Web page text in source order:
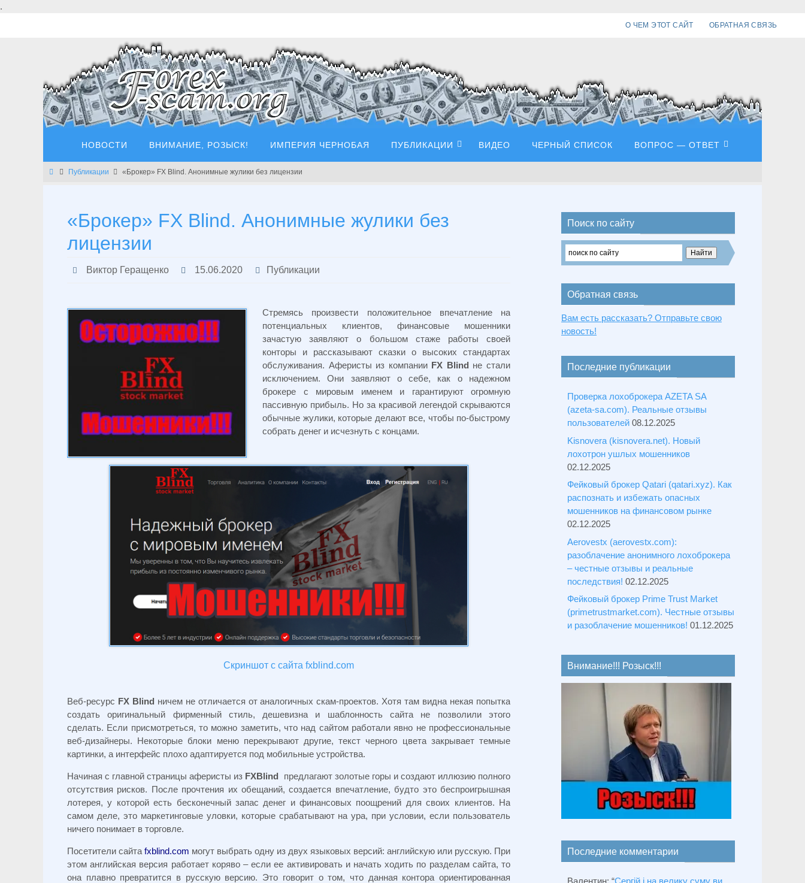
.
О ЧЕМ ЭТОТ САЙТ ОБРАТНАЯ СВЯЗЬ
НОВОСТИ ВНИМАНИЕ, РОЗЫСК! ИМПЕРИЯ ЧЕРНОБАЯ ПУБЛИКАЦИИ ВИДЕО ЧЕРНЫЙ СПИСОК ВОПРОС — ОТВЕТ
Главная
Публикации «Брокер» FX Blind. Анонимные жулики без лицензии
«Брокер» FX Blind. Анонимные жулики без
лицензии
Виктор Геращенко 15.06.2020 Публикации
Стремясь произвести положительное впечатление на
потенциальных клиентов, финансовые мошенники
зачастую заявляют о большом стаже работы своей
конторы и рассказывают сказки о высоких стандартах
обслуживания. Аферисты из компании FX Blind не стали
исключением. Они заявляют о себе, как о надежном
брокере с мировым именем и гарантируют огромную
пассивную прибыль. Но за красивой легендой скрываются
обычные жулики, которые делают все, чтобы по-быстрому
собрать денег и исчезнуть с концами.
Скриншот с сайта fxblind.com
Веб-ресурс FX Blind ничем не отличается от аналогичных скам-проектов. Хотя там видна некая попытка
создать оригинальный фирменный стиль, дешевизна и шаблонность сайта не позволили этого
сделать. Если присмотреться, то можно заметить, что над сайтом работали явно не профессиональные
веб-дизайнеры. Некоторые блоки меню перекрывают другие, текст черного цвета закрывает темные
картинки, а интерфейс плохо адаптируется под мобильные устройства.
Начиная с главной страницы аферисты из FXBlind предлагают золотые горы и создают иллюзию полного
отсутствия рисков. После прочтения их обещаний, создается впечатление, будто это беспроигрышная
лотерея, у которой есть бесконечный запас денег и финансовых поощрений для своих клиентов. На
самом деле, это маркетинговые уловки, которые срабатывают на ура, при условии, если пользователь
ничего понимает в торговле.
Посетители сайта fxblind.com могут выбрать одну из двух языковых версий: английскую или русскую. При
этом английская версия работает коряво – если ее активировать и начать ходить по разделам сайта, то
она плавно превратится в русскую версию. Это говорит о том, что данная контора ориентированная
Поиск по сайту
Обратная связь
Вам есть рассказать? Отправьте свою
новость!
Последние публикации
Проверка лохоброкера AZETA SA
(azeta-sa.com). Реальные отзывы
пользователей 08.12.2025
Kisnovera (kisnovera.net). Новый
лохотрон ушлых мошенников
02.12.2025
Фейковый брокер Qatari (qatari.xyz). Как
распознать и избежать опасных
мошенников на финансовом рынке
02.12.2025
Aerovestx (aerovestx.com):
разоблачение анонимного лохоброкера
– честные отзывы и реальные
последствия! 02.12.2025
Фейковый брокер Prime Trust Market
(primetrustmarket.com). Честные отзывы
и разоблачение мошенников! 01.12.2025
Внимание!!! Розыск!!!
Последние комментарии
Валентин: “Сергій і на велику суму ви